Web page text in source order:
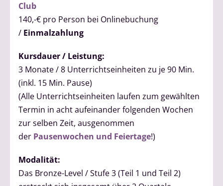
Club
140,-€ pro Person bei Onlinebuchung
/ Einmalzahlung
Kursdauer / Leistung:
3 Monate / 8 Unterrichtseinheiten zu je 90 Min.
(inkl. 15 Min. Pause)
(Alle Unterrichtseinheiten laufen zum gewählten
Termin in acht aufeinander folgenden Wochen
zur selben Zeit, ausgenommen
der Pausenwochen und Feiertage!)
Modalität:
Das Bronze-Level / Stufe 3 (Teil 1 und Teil 2)